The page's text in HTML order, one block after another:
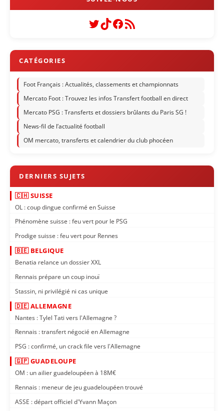
Twitter
TikTok
Facebook
Flux RSS
Foot Français : Actualités, classements et championnats
Mercato Foot : Trouvez les infos Transfert football en direct
Mercato PSG : Transferts et dossiers brûlants du Paris SG !
News-fil de l’actualité football
OM mercato, transferts et calendrier du club phocéen
🇨🇭 SUISSE
OL : coup dingue confirmé en Suisse
Phénomène suisse : feu vert pour le PSG
Prodige suisse : feu vert pour Rennes
🇧🇪 BELGIQUE
Benatia relance un dossier XXL
Rennais prépare un coup inouï
Stassin, ni privilégié ni cas unique
🇩🇪 ALLEMAGNE
Nantes : Tylel Tati vers l'Allemagne ?
Rennais : transfert négocié en Allemagne
PSG : confirmé, un crack file vers l'Allemagne
🇬🇵 GUADELOUPE
OM : un ailier guadeloupéen à 18M€
Rennais : meneur de jeu guadeloupéen trouvé
ASSE : départ officiel d'Yvann Maçon